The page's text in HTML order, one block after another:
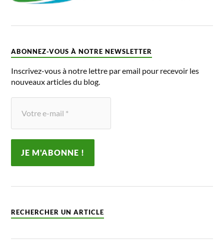
ABONNEZ-VOUS À NOTRE NEWSLETTER
Inscrivez-vous à notre lettre par email pour recevoir les
nouveaux articles du blog.
RECHERCHER UN ARTICLE